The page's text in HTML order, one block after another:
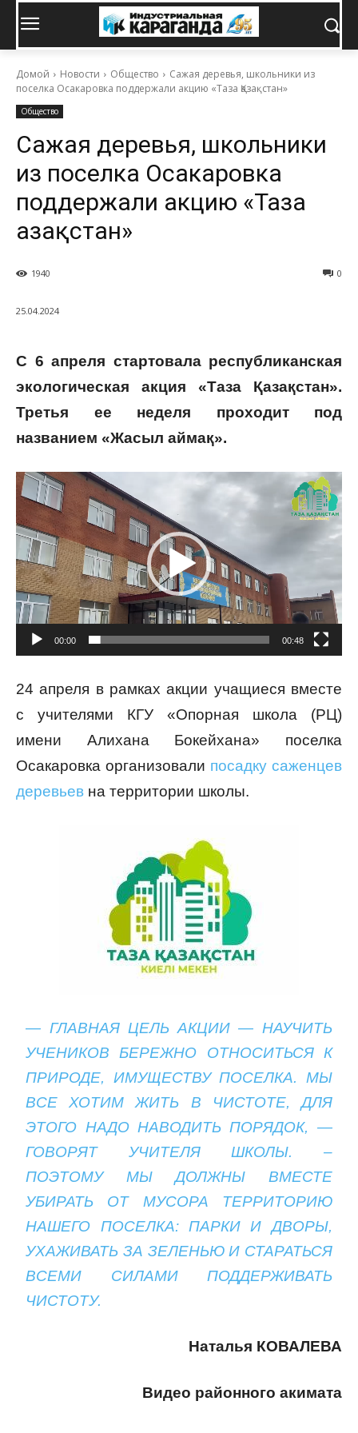
Домой Новости Общество
Сажая деревья, школьники из
поселка Осакаровка поддержали акцию «Таза Қазақстан»
Общество
Сажая деревья, школьники
из поселка Осакаровка
поддержали акцию «Таза
Қазақстан»
0
1940
25.04.2024
С 6 апреля стартовала республиканская
экологическая акция «Таза Қазақстан».
Третья ее неделя проходит под
названием «Жасыл аймақ».
В
и
д
е
о
п
л
е
00:00 00:48
24 апреля в рамках акции учащиеся вместе
с учителями КГУ «Опорная школа (РЦ)
имени Алихана Бокейхана» поселка
Осакаровка организовали посадку саженцев
деревьев на территории школы.
— ГЛАВНАЯ ЦЕЛЬ АКЦИИ — НАУЧИТЬ
УЧЕНИКОВ БЕРЕЖНО ОТНОСИТЬСЯ К
ПРИРОДЕ, ИМУЩЕСТВУ ПОСЕЛКА. МЫ
ВСЕ ХОТИМ ЖИТЬ В ЧИСТОТЕ, ДЛЯ
ЭТОГО НАДО НАВОДИТЬ ПОРЯДОК, —
ГОВОРЯТ УЧИТЕЛЯ ШКОЛЫ. –
ПОЭТОМУ МЫ ДОЛЖНЫ ВМЕСТЕ
УБИРАТЬ ОТ МУСОРА ТЕРРИТОРИЮ
НАШЕГО ПОСЕЛКА: ПАРКИ И ДВОРЫ,
УХАЖИВАТЬ ЗА ЗЕЛЕНЬЮ И СТАРАТЬСЯ
ВСЕМИ СИЛАМИ ПОДДЕРЖИВАТЬ
ЧИСТОТУ.
Наталья КОВАЛЕВА
Видео районного акимата